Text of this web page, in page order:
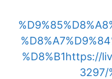
%D8%B1https://
3297/